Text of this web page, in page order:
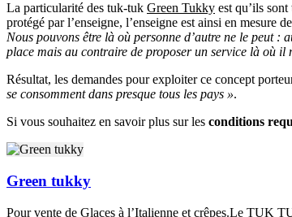
La particularité des tuk-tuk Green Tukky est qu’ils
protégé par l’enseigne, l’enseigne est ainsi en mesure de
Nous pouvons être là où personne d’autre ne le peut :
place mais au contraire de proposer un service là où il
Résultat, les demandes pour exploiter ce concept
se consomment dans presque tous les pays ».
Si vous souhaitez en savoir plus sur les conditions
Green tukky
Pour vente de Glaces à l’Italienne et crêpes.Le TUK